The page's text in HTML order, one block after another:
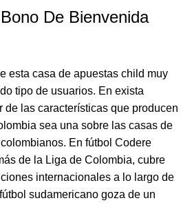
De Bienvenida
esta casa de apuestas child muy
tipo de usuarios. En exista
de las características que producen
sea una sobre las casas de
En fútbol Codere
de la Liga de Colombia, cubre
internacionales a lo largo de
sudamericano goza de un